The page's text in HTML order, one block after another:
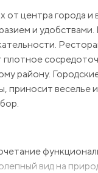
от центра города
и
району.
приносит веселье
вид на